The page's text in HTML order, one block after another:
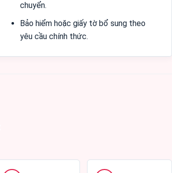
chuyển.
Bảo hiểm hoặc giấy tờ bổ sung theo
yêu cầu chính thức.